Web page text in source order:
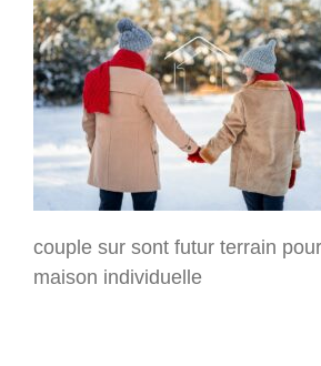
couple sur sont futur terrain
maison individuelle